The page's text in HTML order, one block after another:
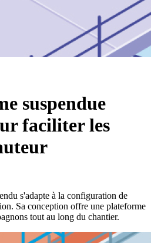
suspendue
faciliter les
s'adapte à la configuration de
Sa conception offre une plateforme
tout au long du chantier.